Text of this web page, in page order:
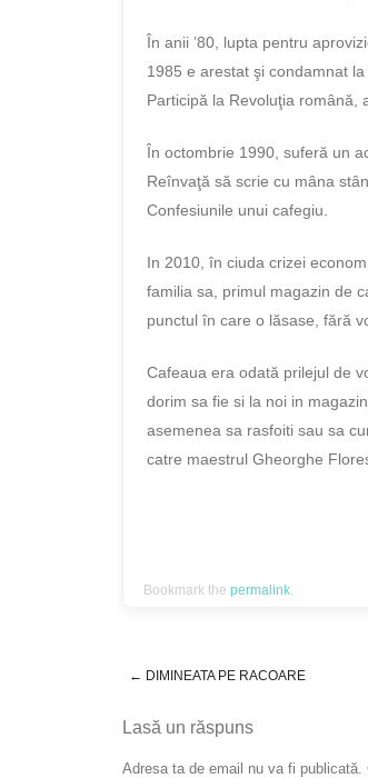
În anii ’80, lupta pentru
1985 e arestat şi condamnat
Participă la Revoluţia română,
În octombrie 1990, suferă un
Reînvaţă să scrie cu mâna
Confesiunile unui cafegiu.
In 2010, în ciuda crizei
familia sa, primul magazin de
punctul în care o lăsase, fără
Cafeaua era odată prilejul de
dorim sa fie si la noi in
asemenea sa rasfoiti sau sa
catre maestrul Gheorghe
Bookmark the permalink
Post navigation
← DIMINEATA PE RACOARE
Lasă un răspuns
Adresa ta de email nu va fi publicată.